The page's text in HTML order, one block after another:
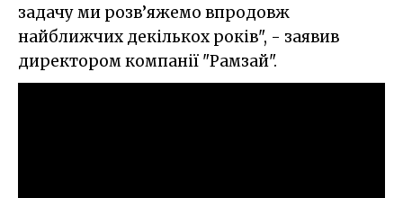
задачу ми розв’яжемо впродовж
найближчих декількох років", - заявив
директором компанії "Рамзай".